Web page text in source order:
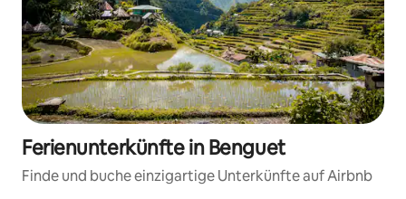
Ferienunterkünfte in Benguet
Finde und buche einzigartige Unterkünfte auf Airbnb